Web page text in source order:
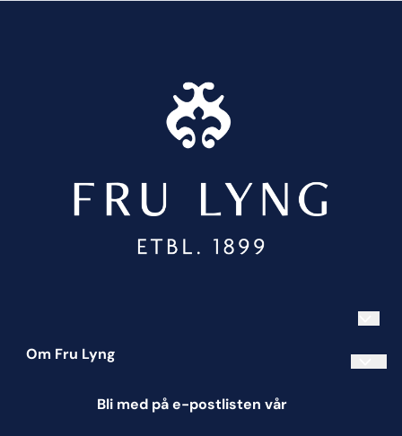
Om Fru Lyng
InformasjonskapslerBli med på e-postlisten vår